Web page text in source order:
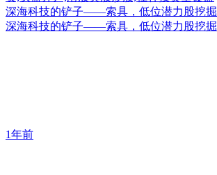
深海科技的铲子——索具，低位潜力股挖掘
深海科技的铲子——索具，低位潜力股挖掘
1年前